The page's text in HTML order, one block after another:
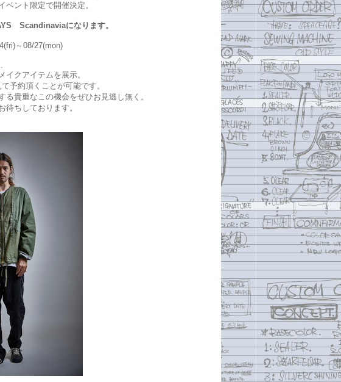
ベント限定で開催決定。
Scandinaviaになります。
～08/27(mon)
.
イクアイテムを展示。
予約頂くことが可能です。
貴重なこの機会をぜひお見逃し無く。
待ちしております。